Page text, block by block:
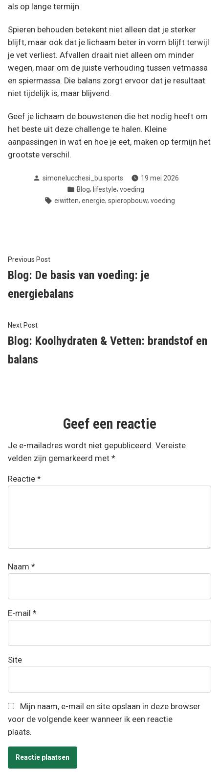
als op lange termijn.
Spieren behouden betekent niet alleen dat je sterker
blijft, maar ook dat je lichaam beter in vorm blijft terwijl
je vet verliest. Afvallen draait niet alleen om minder
wegen, maar om de juiste verhouding tussen vetmassa
en spiermassa. Die balans zorgt ervoor dat je resultaat
niet tijdelijk is, maar blijvend.
Geef je lichaam de bouwstenen die het nodig heeft om
het beste uit deze challenge te halen. Kleine
aanpassingen in wat en hoe je eet, maken op termijn het
grootste verschil.
Posted
simonelucchesi_bu.sports
19 mei 2026
Posted
in
Blog, lifestyle, voeding
Tags:
eiwitten, energie, spieropbouw, voeding
Bericht
navigatie
Previous PostPrevious
post:
Blog: De basis van voeding: je
energiebalans
Next PostNext
post:
Blog: Koolhydraten & Vetten: brandstof en
balans
Geef een reactie
Je e-mailadres wordt niet gepubliceerd. Vereiste
velden zijn gemarkeerd met *
Reactie *
Naam *
E-mail *
Site
Mijn naam, e-mail en site opslaan in deze browser
voor de volgende keer wanneer ik een reactie
plaats.